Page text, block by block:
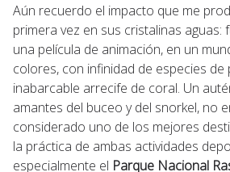
Aún recuerdo el impacto que me
primera vez en sus cristalinas
una película de animación, en un
colores, con infinidad de especies de
inabarcable arrecife de coral. Un
amantes del buceo y del snorkel, no
considerado uno de los mejores
la práctica de ambas actividades
especialmente el Parque Nacional